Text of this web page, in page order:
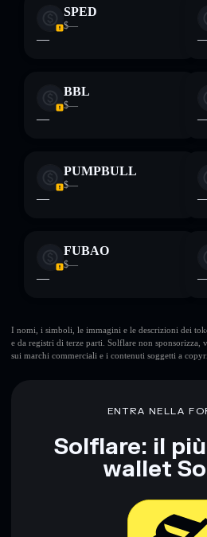
SPED
$—
—
BBL
$—
—
PUMPBULL
$—
—
FUBAO
$—
—
I nomi, i simboli, le immagini e le descrizioni dei
e da registri di terze parti. Solflare non sponsorizza,
sui marchi commerciali e i contenuti soggetti a
ENTRA NELLA
Solflare: il
wallet